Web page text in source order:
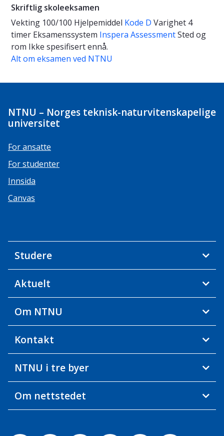
Skriftlig skoleeksamen
Vekting 100/100 Hjelpemiddel Kode D Varighet 4
timer Eksamenssystem Inspera AssessmentSted og
rom Ikke spesifisert ennå.
Alt om eksamen ved NTNU
NTNU – Norges teknisk-naturvitenskapelige
universitet
For ansatte
For studenter
Innsida
Canvas
Studere
Aktuelt
Om NTNU
Kontakt
NTNU i tre byer
Om nettstedet